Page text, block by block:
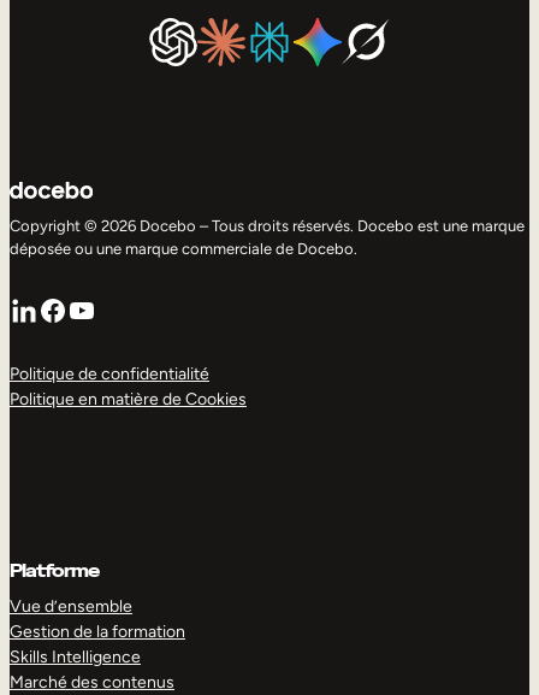
Copyright © 2026 Docebo – Tous droits réservés. Docebo est une marque
déposée ou une marque commerciale de Docebo.
LinkedIn
Facebook
YouTube
Politique de confidentialité
Politique en matière de Cookies
Platforme
Vue d’ensemble
Gestion de la formation
Skills Intelligence
Marché des contenus